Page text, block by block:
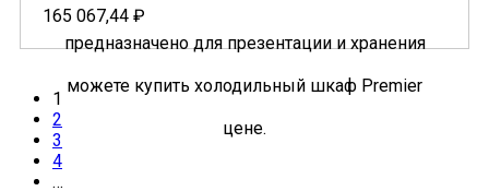
165 067,44 ₽
1
2
3
4
…